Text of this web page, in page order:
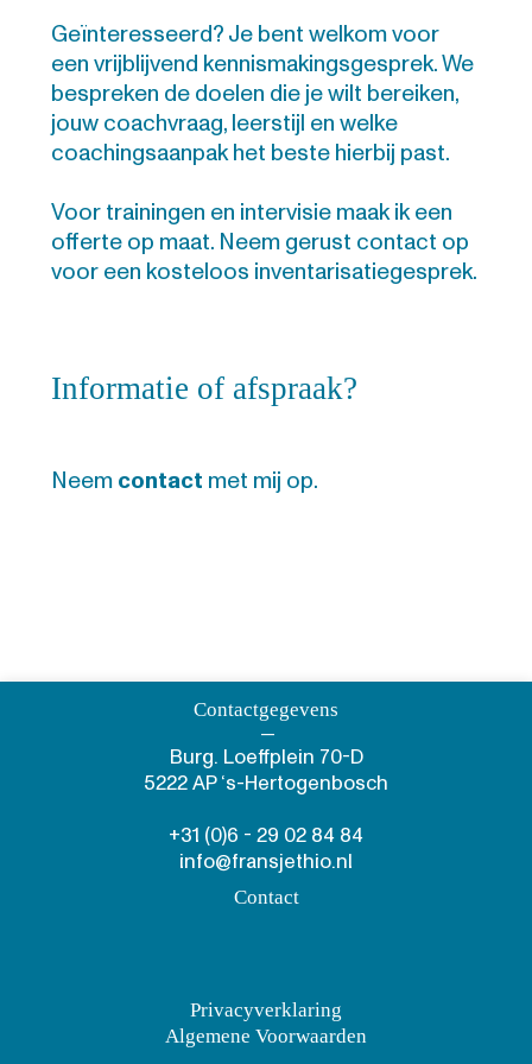
Geïnteresseerd? Je bent welkom voor
een vrijblijvend kennismakingsgesprek. We
bespreken de doelen die je wilt bereiken,
jouw coachvraag, leerstijl en welke
coachingsaanpak het beste hierbij past.
Voor trainingen en intervisie maak ik een
offerte op maat. Neem gerust contact op
voor een kosteloos inventarisatiegesprek.
Informatie of afspraak?
Neemcontact met mij op.
Contactgegevens
—
Burg. Loeffplein 70-D
5222 AP ‘s-Hertogenbosch
+31 (0)6 - 29 02 84 84
info@fransjethio.nl
Contact
Privacyverklaring
Algemene Voorwaarden